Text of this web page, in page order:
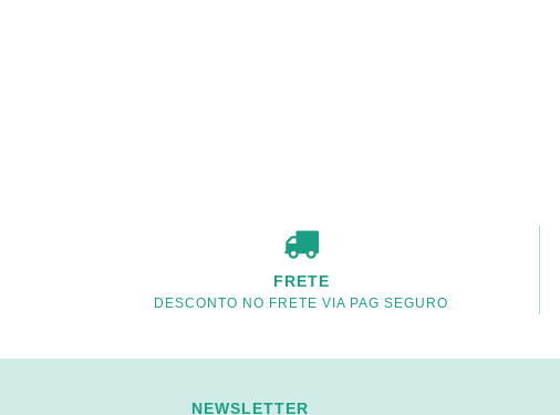
FRETE
DESCONTO NO FRETE VIA PAG SEGURO
NEWSLETTER